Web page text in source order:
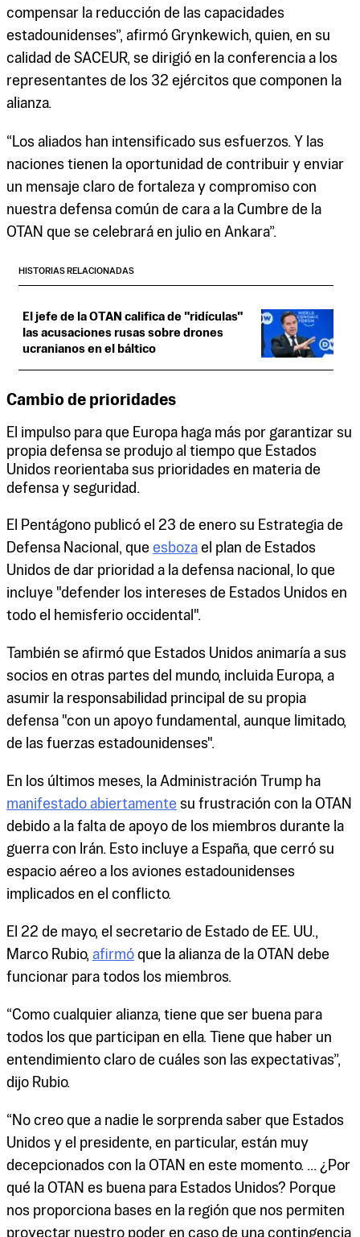
compensar la reducción de las capacidades
estadounidenses”, afirmó Grynkewich, quien, en su
calidad de SACEUR, se dirigió en la conferencia a los
representantes de los 32 ejércitos que componen la
alianza.
“Los aliados han intensificado sus esfuerzos. Y las
naciones tienen la oportunidad de contribuir y enviar
un mensaje claro de fortaleza y compromiso con
nuestra defensa común de cara a la Cumbre de la
OTAN que se celebrará en julio en Ankara”.
HISTORIAS RELACIONADAS
El jefe de la OTAN califica de "ridículas"
las acusaciones rusas sobre drones
ucranianos en el báltico
Cambio de prioridades
El impulso para que Europa haga más por garantizar su
propia defensa se produjo al tiempo que Estados
Unidos reorientaba sus prioridades en materia de
defensa y seguridad.
El Pentágono publicó el 23 de enero su Estrategia de
Defensa Nacional, que esboza el plan de Estados
Unidos de dar prioridad a la defensa nacional, lo que
incluye "defender los intereses de Estados Unidos en
todo el hemisferio occidental".
También se afirmó que Estados Unidos animaría a sus
socios en otras partes del mundo, incluida Europa, a
asumir la responsabilidad principal de su propia
defensa "con un apoyo fundamental, aunque limitado,
de las fuerzas estadounidenses".
En los últimos meses, la Administración Trump ha
manifestado abiertamente su frustración con la OTAN
debido a la falta de apoyo de los miembros durante la
guerra con Irán. Esto incluye a España, que cerró su
espacio aéreo a los aviones estadounidenses
implicados en el conflicto.
El 22 de mayo, el secretario de Estado de EE. UU.,
Marco Rubio, afirmó que la alianza de la OTAN debe
funcionar para todos los miembros.
“Como cualquier alianza, tiene que ser buena para
todos los que participan en ella. Tiene que haber un
entendimiento claro de cuáles son las expectativas”,
dijo Rubio.
“No creo que a nadie le sorprenda saber que Estados
Unidos y el presidente, en particular, están muy
decepcionados con la OTAN en este momento. ... ¿Por
qué la OTAN es buena para Estados Unidos? Porque
nos proporciona bases en la región que nos permiten